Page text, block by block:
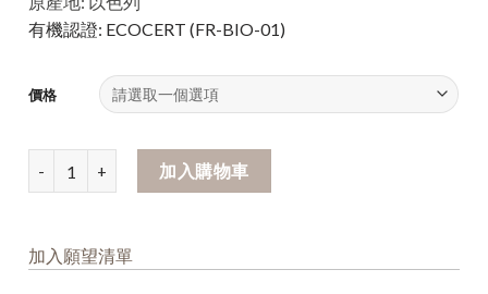
有機認證: ECOCERT (FR-BIO-01)
價格
加入購物車
加入願望清單